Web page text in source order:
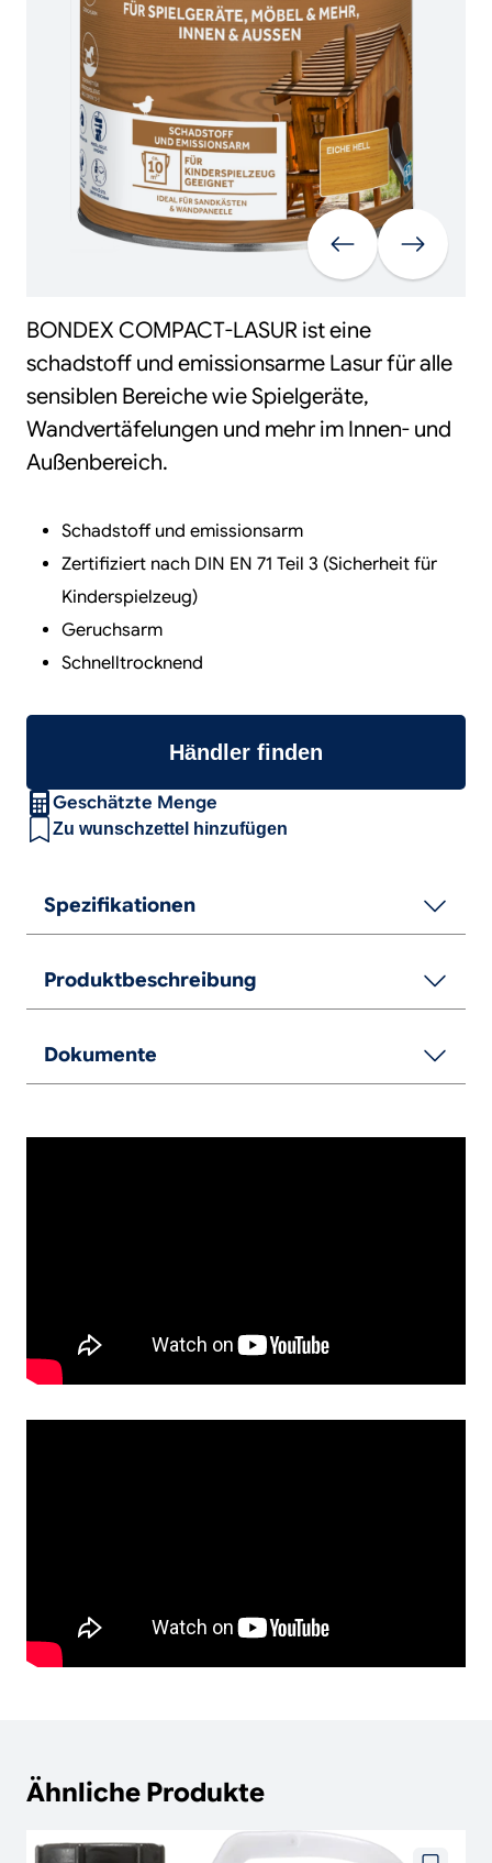
Vorherige Weiter
BONDEX COMPACT-LASUR ist eine
schadstoff und emissionsarme Lasur für alle
sensiblen Bereiche wie Spielgeräte,
Wandvertäfelungen und mehr im Innen- und
Außenbereich.
Schadstoff und emissionsarm
Zertifiziert nach DIN EN 71 Teil 3 (Sicherheit für
Kinderspielzeug)
Geruchsarm
Schnelltrocknend
Händler finden
Geschätzte Menge
Zu wunschzettel hinzufügen
Spezifikationen
Produktbeschreibung
Dokumente
Ähnliche Produkte